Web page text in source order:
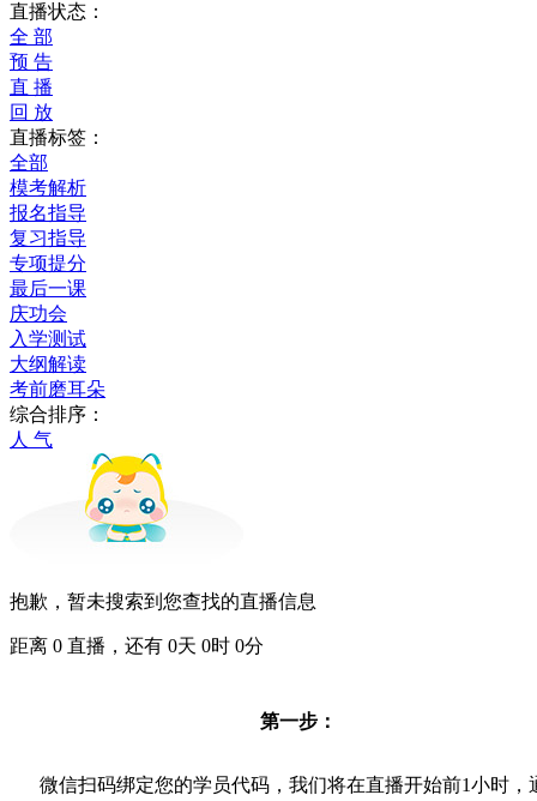
直播状态：
全 部
预 告
直 播
回 放
直播标签：
全部
模考解析
报名指导
复习指导
专项提分
最后一课
庆功会
入学测试
大纲解读
考前磨耳朵
综合排序：
人 气
抱歉，暂未搜索到您查找的直播信息
距离 0 直播，还有 0天 0时 0分
第一步：
微信扫码绑定您的学员代码，我们将在直播开始前1小时，